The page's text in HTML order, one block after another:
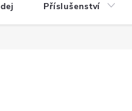
Příslušenství